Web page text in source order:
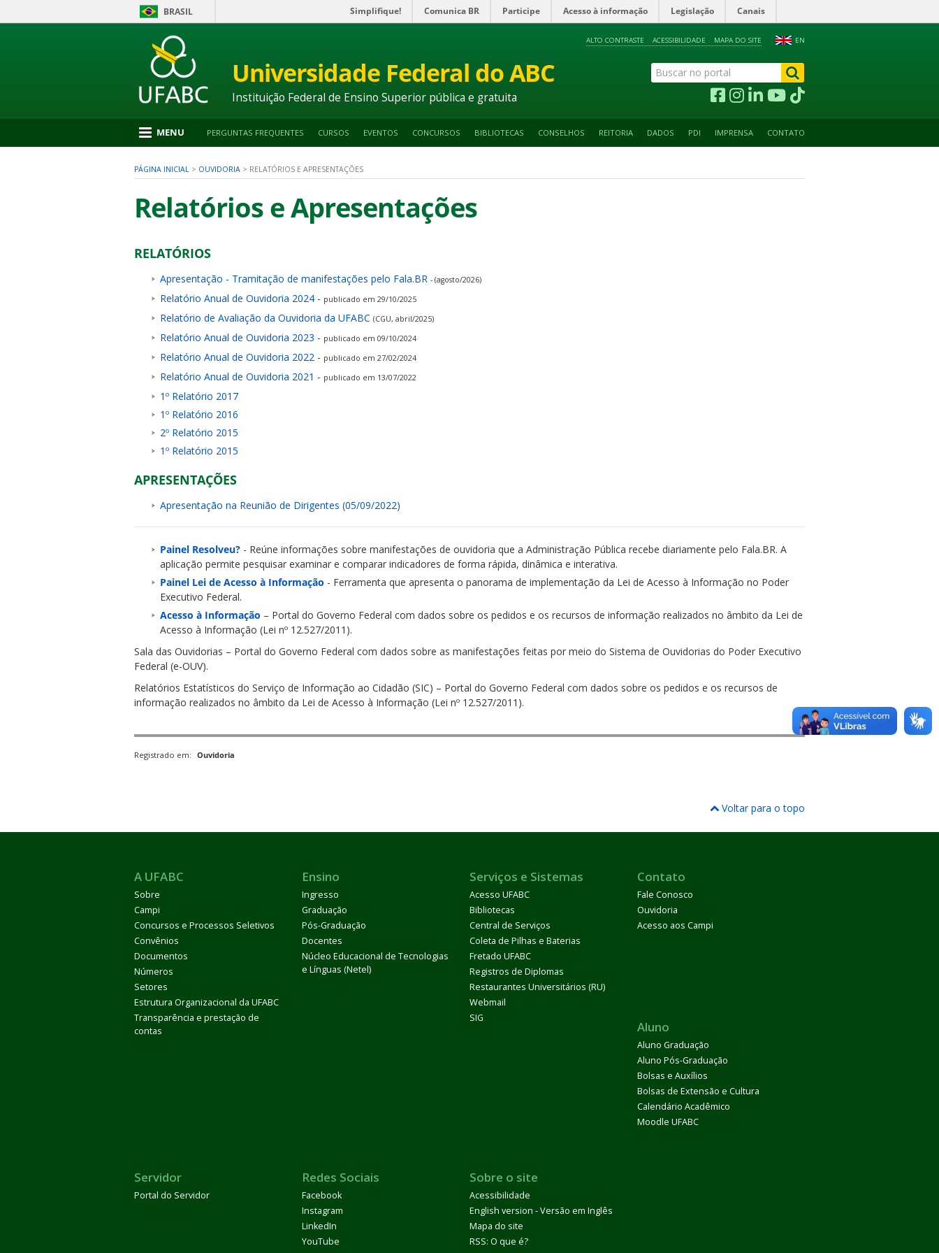
BRASIL Simplifique! Comunica BR Participe Acesso à informação Legislação Canais
para
2
Ir
4
EN
ALTO CONTRASTE ACESSIBILIDADE MAPA DO SITE
Universidade Federal do ABC
Instituição Federal de Ensino Superior pública e gratuita
MENU PERGUNTAS FREQUENTES CURSOS EVENTOS CONCURSOS BIBLIOTECAS CONSELHOS REITORIA DADOS PDI IMPRENSA CONTATO
PÁGINA INICIAL > OUVIDORIA > RELATÓRIOS E APRESENTAÇÕES
Relatórios e Apresentações
RELATÓRIOS
Apresentação - Tramitação de manifestações pelo Fala.BR - (agosto/2026)
Relatório Anual de Ouvidoria 2024 - publicado em 29/10/2025
Relatório de Avaliação da Ouvidoria da UFABC (CGU, abril/2025)
Relatório Anual de Ouvidoria 2023 - publicado em 09/10/2024
Relatório Anual de Ouvidoria 2022 - publicado em 27/02/2024
Relatório Anual de Ouvidoria 2021 - publicado em 13/07/2022
1º Relatório 2017
1º Relatório 2016
2º Relatório 2015
1º Relatório 2015
APRESENTAÇÕES
Apresentação na Reunião de Dirigentes (05/09/2022)
Painel Resolveu? - Reúne informações sobre manifestações de ouvidoria que a Administração Pública recebe diariamente pelo Fala.BR. A
aplicação permite pesquisar examinar e comparar indicadores de forma rápida, dinâmica e interativa.
Painel Lei de Acesso à Informação - Ferramenta que apresenta o panorama de implementação da Lei de Acesso à Informação no Poder
Executivo Federal.
Acesso à Informação – Portal do Governo Federal com dados sobre os pedidos e os recursos de informação realizados no âmbito da Lei de
Acesso à Informação (Lei nº 12.527/2011).
Sala das Ouvidorias – Portal do Governo Federal com dados sobre as manifestações feitas por meio do Sistema de Ouvidorias do Poder Executivo
Federal (e-OUV).
Relatórios Estatísticos do Serviço de Informação ao Cidadão (SIC) – Portal do Governo Federal com dados sobre os pedidos e os recursos de
informação realizados no âmbito da Lei de Acesso à Informação (Lei nº 12.527/2011).
Registrado em: Ouvidoria
Voltar para o topo
A UFABC
Sobre
Campi
Concursos e Processos Seletivos
Convênios
Documentos
Números
Setores
Estrutura Organizacional da UFABC
Transparência e prestação de
contas
Ensino
Ingresso
Graduação
Pós-Graduação
Docentes
Núcleo Educacional de Tecnologias
e Línguas (Netel)
Serviços e Sistemas
Acesso UFABC
Bibliotecas
Central de Serviços
Coleta de Pilhas e Baterias
Fretado UFABC
Registros de Diplomas
Restaurantes Universitários (RU)
Webmail
SIG
Contato
Fale Conosco
Ouvidoria
Acesso aos Campi
Aluno
Aluno Graduação
Aluno Pós-Graduação
Bolsas e Auxílios
Bolsas de Extensão e Cultura
Calendário Acadêmico
Moodle UFABC
Servidor
Portal do Servidor
Redes Sociais
Facebook
Instagram
LinkedIn
YouTube
Sobre o site
Acessibilidade
English version - Versão em Inglês
Mapa do site
RSS: O que é?